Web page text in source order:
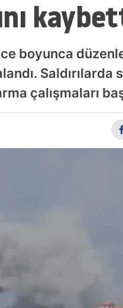
boyunca
Saldırılarda
çalışmaları
ifadesi ve...